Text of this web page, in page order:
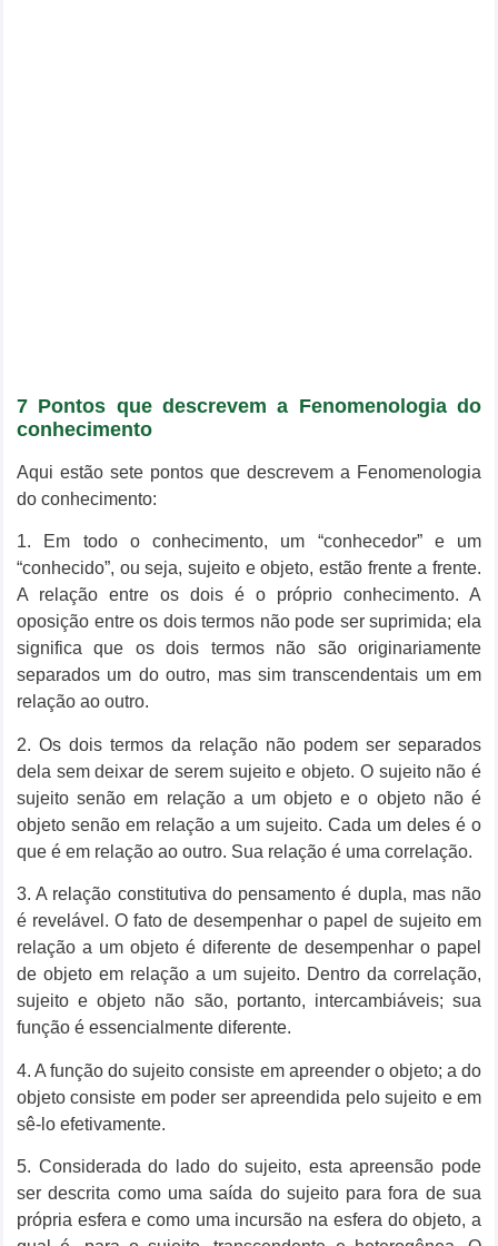
7 Pontos que descrevem a Fenomenologia do
conhecimento
Aqui estão sete pontos que descrevem a Fenomenologia
do conhecimento:
1. Em todo o conhecimento, um “conhecedor” e um
“conhecido”, ou seja, sujeito e objeto, estão frente a frente.
A relação entre os dois é o próprio conhecimento. A
oposição entre os dois termos não pode ser suprimida; ela
significa que os dois termos não são originariamente
separados um do outro, mas sim transcendentais um em
relação ao outro.
2. Os dois termos da relação não podem ser separados
dela sem deixar de serem sujeito e objeto. O sujeito não é
sujeito senão em relação a um objeto e o objeto não é
objeto senão em relação a um sujeito. Cada um deles é o
que é em relação ao outro. Sua relação é uma correlação.
3. A relação constitutiva do pensamento é dupla, mas não
é revelável. O fato de desempenhar o papel de sujeito em
relação a um objeto é diferente de desempenhar o papel
de objeto em relação a um sujeito. Dentro da correlação,
sujeito e objeto não são, portanto, intercambiáveis; sua
função é essencialmente diferente.
4. A função do sujeito consiste em apreender o objeto; a do
objeto consiste em poder ser apreendida pelo sujeito e em
sê-lo efetivamente.
5. Considerada do lado do sujeito, esta apreensão pode
ser descrita como uma saída do sujeito para fora de sua
própria esfera e como uma incursão na esfera do objeto, a